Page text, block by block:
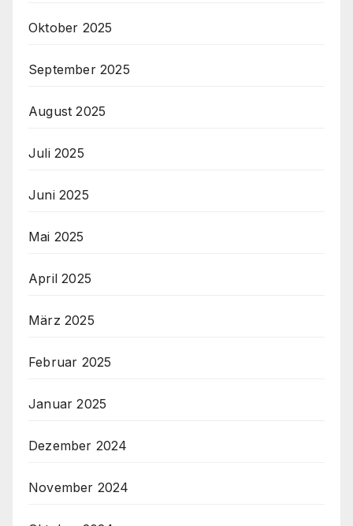
Oktober 2025
September 2025
August 2025
Juli 2025
Juni 2025
Mai 2025
April 2025
März 2025
Februar 2025
Januar 2025
Dezember 2024
November 2024